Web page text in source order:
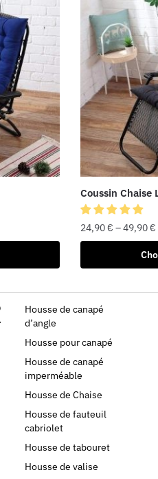
Coussin Chaise
24,90€ –49,90€
Housse de canapé
d’angle
Housse pour canapé
Housse de canapé
imperméable
Housse de Chaise
Housse de fauteuil
cabriolet
Housse de tabouret
Housse de valise